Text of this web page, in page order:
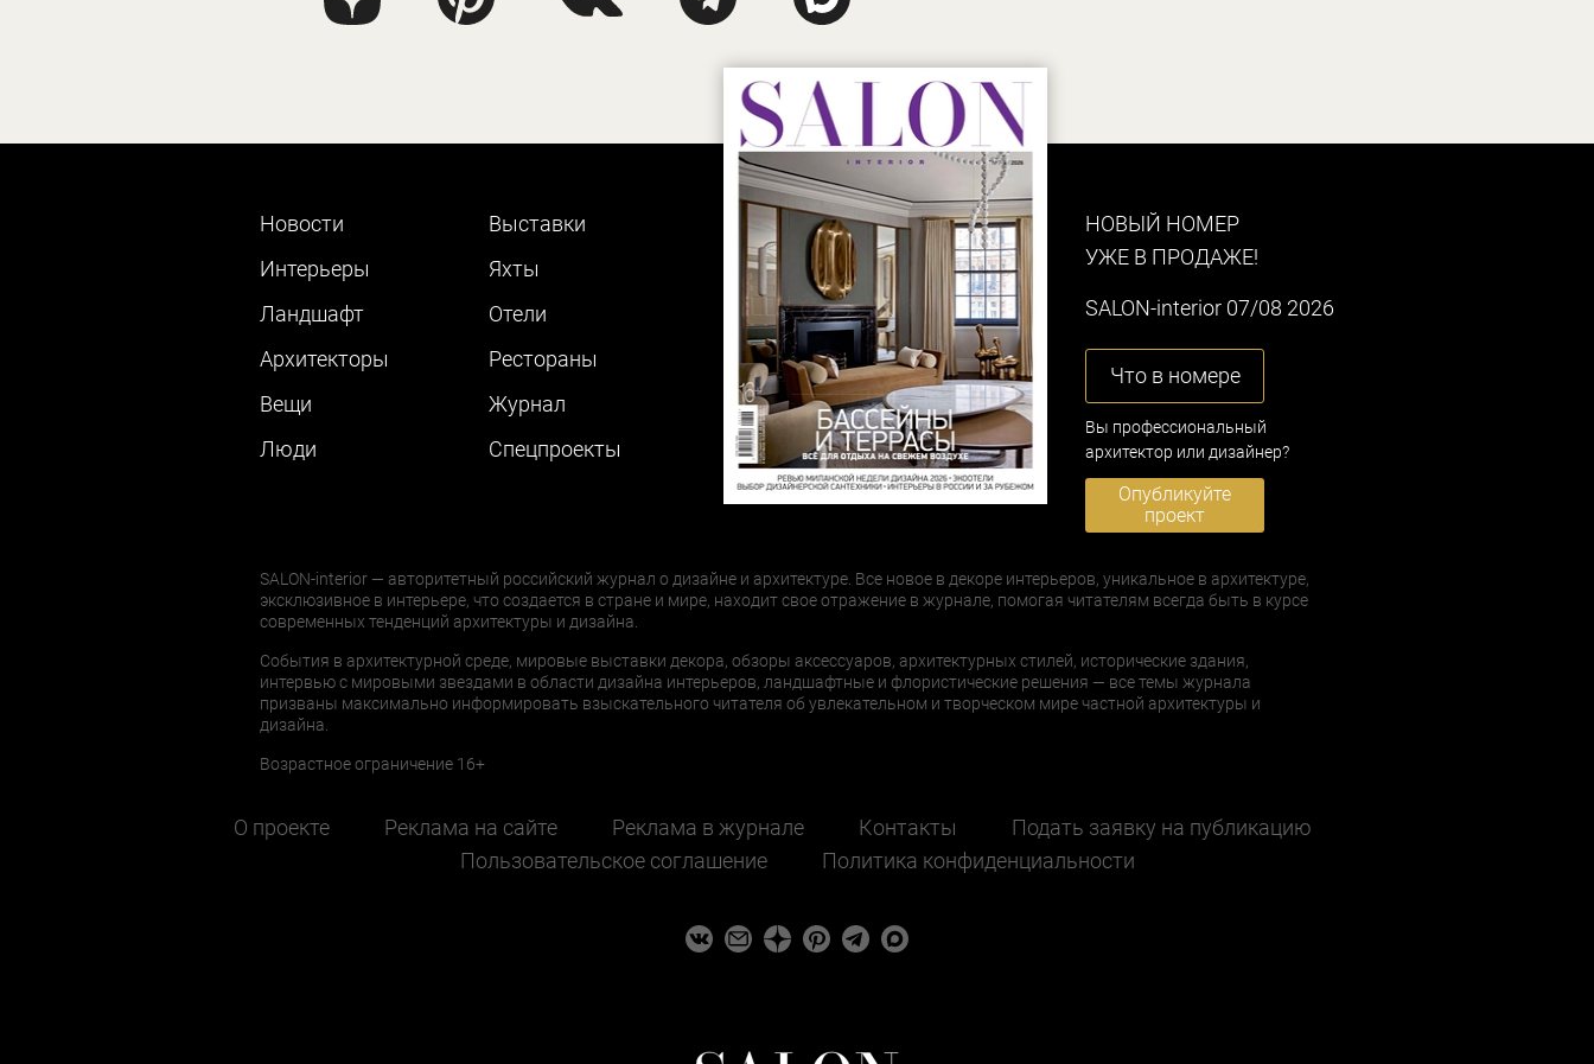
Новости
Интерьеры
Ландшафт
Архитекторы
Вещи
Люди
Выставки
Яхты
Отели
Рестораны
Журнал
Cпецпроекты
НОВЫЙ НОМЕР
УЖЕ В ПРОДАЖЕ!
SALON-interior 07/08 2026
Что в номере
Вы профессиональный
архитектор или дизайнер?
Опубликуйте
проект
SALON-interior — авторитетный российский журнал о дизайне и архитектуре. Все новое в декоре интерьеров, уникальное в архитектуре,
эксклюзивное в интерьере, что создается в стране и мире, находит свое отражение в журнале, помогая читателям всегда быть в курсе
современных тенденций архитектуры и дизайна.
События в архитектурной среде, мировые выставки декора, обзоры аксессуаров, архитектурных стилей, исторические здания,
интервью с мировыми звездами в области дизайна интерьеров, ландшафтные и флористические решения — все темы журнала
призваны максимально информировать взыскательного читателя об увлекательном и творческом мире частной архитектуры и
дизайна.
Возрастное ограничение 16+
О проекте Реклама на сайте Реклама в журнале Контакты
Подать заявку на публикацию
Пользовательское соглашение
Политика конфиденциальности